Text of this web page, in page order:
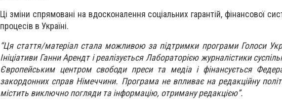
Ці зміни спрямовані на вдосконалення соціальних гарантій, фінансової
процесів в Україні.
“Ця стаття/матеріал стала можливою за підтримки програми Голоси
Ініціативи Ганни Арендт і реалізується Лабораторією журналістики
Європейським центром свободи преси та медіа і фінансується
закордонних справ Німеччини. Програма не впливає на редакційну
містить виключно погляди та інформацію, отриману редакцією”.